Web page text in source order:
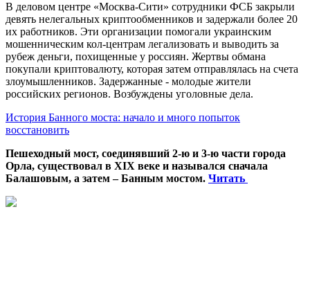
В деловом центре «Москва-Сити» сотрудники ФСБ закрыли
девять нелегальных криптообменников и задержали более 20
их работников. Эти организации помогали украинским
мошенническим кол-центрам легализовать и выводить за
рубеж деньги, похищенные у россиян. Жертвы обмана
покупали криптовалюту, которая затем отправлялась на счета
злоумышленников. Задержанные - молодые жители
российских регионов. Возбуждены уголовные дела.
История Банного моста: начало и много попыток
восстановить
Пешеходный мост, соединявший 2-ю и 3-ю части города
Орла, существовал в XIX веке и назывался сначала
Балашовым, а затем – Банным мостом. Читать